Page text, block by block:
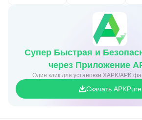
Супер Быстрая и
через Приложение
Один клик для установки XAPK/APK
Скачать APKPure